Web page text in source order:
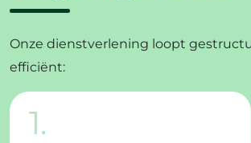
Onze dienstverlening loopt
efficiënt:
1.